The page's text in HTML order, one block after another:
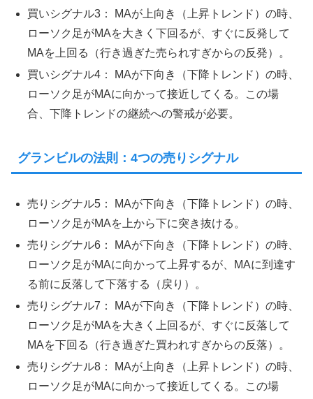
買いシグナル3： MAが上向き（上昇トレンド）の時、
ローソク足がMAを大きく下回るが、すぐに反発して
MAを上回る（行き過ぎた売られすぎからの反発）。
買いシグナル4： MAが下向き（下降トレンド）の時、
ローソク足がMAに向かって接近してくる。この場
合、下降トレンドの継続への警戒が必要。
グランビルの法則：4つの売りシグナル
売りシグナル5： MAが下向き（下降トレンド）の時、
ローソク足がMAを上から下に突き抜ける。
売りシグナル6： MAが下向き（下降トレンド）の時、
ローソク足がMAに向かって上昇するが、MAに到達す
る前に反落して下落する（戻り）。
売りシグナル7： MAが下向き（下降トレンド）の時、
ローソク足がMAを大きく上回るが、すぐに反落して
MAを下回る（行き過ぎた買われすぎからの反落）。
売りシグナル8： MAが上向き（上昇トレンド）の時、
ローソク足がMAに向かって接近してくる。この場